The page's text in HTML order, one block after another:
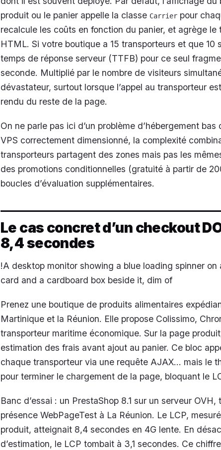
produit ou le panier appelle la classe Carrier pour
recalcule les coûts en fonction du panier, et agrège
HTML. Si votre boutique a 15 transporteurs et que 10
temps de réponse serveur (TTFB) pour ce seul
seconde. Multiplié par le nombre de visiteurs
dévastateur, surtout lorsque l’appel au transporteur
rendu du reste de la page.
On ne parle pas ici d’un problème d’hébergement
VPS correctement dimensionné, la complexité
transporteurs partagent des zones mais pas les
des promotions conditionnelles (gratuité à partir de
boucles d’évaluation supplémentaires.
Le cas concret d’un checkout
8,4 secondes
!A desktop monitor showing a blue loading spinner
card and a cardboard box beside it, dim of
Prenez une boutique de produits alimentaires
Martinique et la Réunion. Elle propose Colissimo,
transporteur maritime économique. Sur la page
estimation des frais avant ajout au panier. Ce bloc
chaque transporteur via une requête AJAX… mais le
pour terminer le chargement de la page, bloquant le
Banc d’essai : un PrestaShop 8.1 sur un serveur
présence WebPageTest à La Réunion. Le LCP,
produit, atteignait 8,4 secondes en 4G lente. En
d’estimation, le LCP tombait à 3,1 secondes. Ce